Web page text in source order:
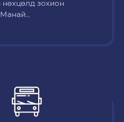
зохион